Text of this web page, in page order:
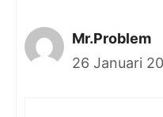
Mr.Problem
26 Januari